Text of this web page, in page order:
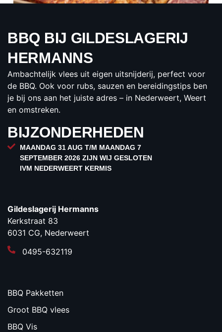
MEGA PAKKET 1
€95.00
per pakket
BESTELLEN
BBQ BIJ GILDESLAGERIJ
HERMANNS
Ambachtelijk vlees uit eigen uitsnijderij, perfect voor
de BBQ. Ook voor rubs, sauzen en bereidingstips ben
je bij ons aan het juiste adres – in Nederweert, Weert
en omstreken.
BIJZONDERHEDEN
MAANDAG 31 AUG T/M MAANDAG 7
SEPTEMBER 2026 ZIJN WIJ GESLOTEN
IVM NEDERWEERT KERMIS
Gildeslagerij Hermanns
Kerkstraat 83
6031 CG, Nederweert
0495-632119
BBQ Pakketten
Groot BBQ vlees
BBQ Vis